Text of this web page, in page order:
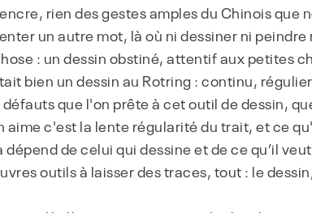
rien des gestes amples du Chinois que
un autre mot, là où ni dessiner ni
: un dessin obstiné, attentif aux petites
bien un dessin au Rotring : continu,
que l'on prête à cet outil de dessin,
aime c'est la lente régularité du trait, et ce
dépend de celui qui dessine et de ce qu’il
outils à laisser des traces, tout : le